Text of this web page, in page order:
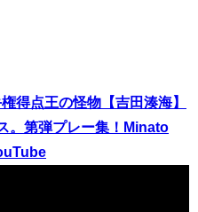
得点王の怪物【吉田湊海】
。第弾プレー集！Minato